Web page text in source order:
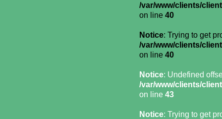
/var/www/clients/
on line 40
Notice: Trying to get
/var/www/clients/
on line 40
Notice: Undefined
/var/www/clients/
on line 43
Notice: Trying to get